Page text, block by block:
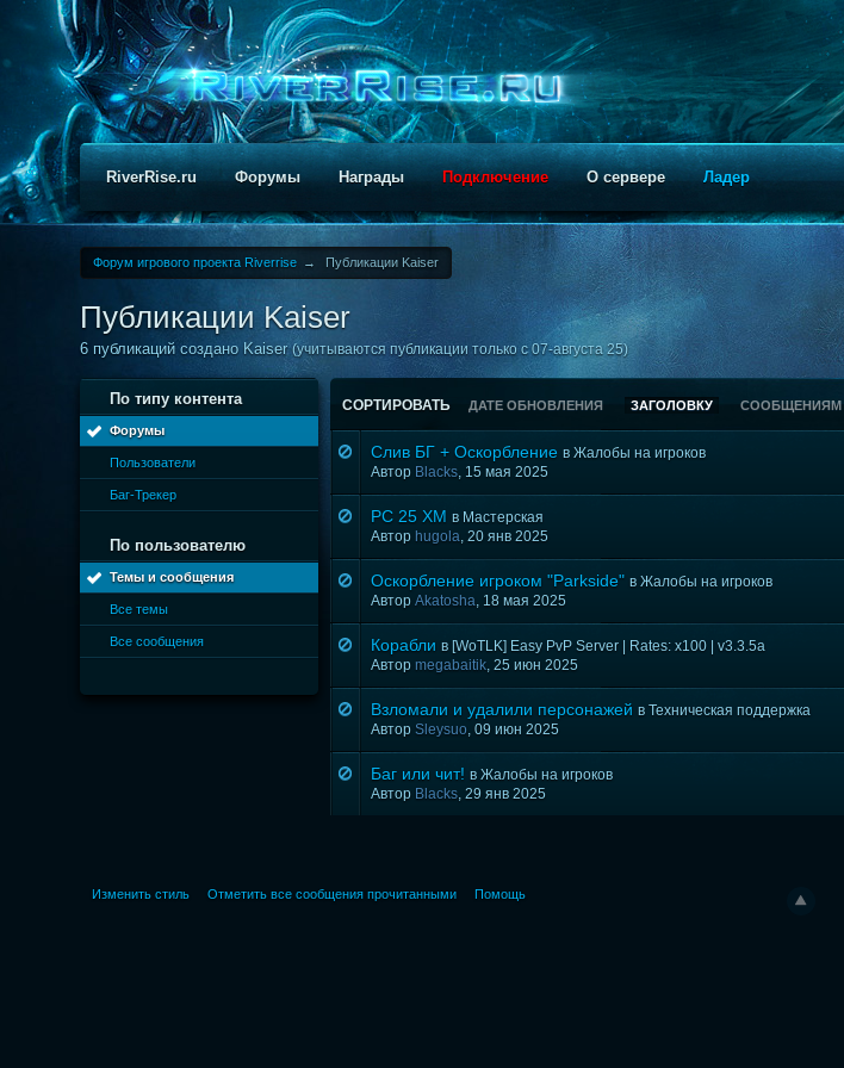
RiverRise.ru Форумы Награды Подключение О сервере Ладер
Форум игрового проекта Riverrise → Публикации Kaiser
Публикации Kaiser
6 публикаций создано Kaiser(учитываются публикации только с 07-августа 25)
По типу контента
Форумы
Пользователи
Баг-Трекер
По пользователю
Темы и сообщения
Все темы
Все сообщения
СОРТИРОВАТЬ ДАТЕ ОБНОВЛЕНИЯ ЗАГОЛОВКУ СООБЩЕНИЯМ
Слив БГ + Оскорбление в Жалобы на игроков
Автор Blacks, 15 мая 2025
РС 25 ХМ в Мастерская
Автор hugola, 20 янв 2025
Оскорбление игроком "Parkside" в Жалобы на игроков
АвторAkatosha, 18 мая 2025
Корабли в [WoTLK] Easy PvP Server | Rates: x100 | v3.3.5a
Автор megabaitik, 25 июн 2025
Взломали и удалили персонажей в Техническая поддержка
АвторSleysuo, 09 июн 2025
Баг или чит! в Жалобы на игроков
Автор Blacks, 29 янв 2025
Изменить стиль Отметить все сообщения прочитанными Помощь